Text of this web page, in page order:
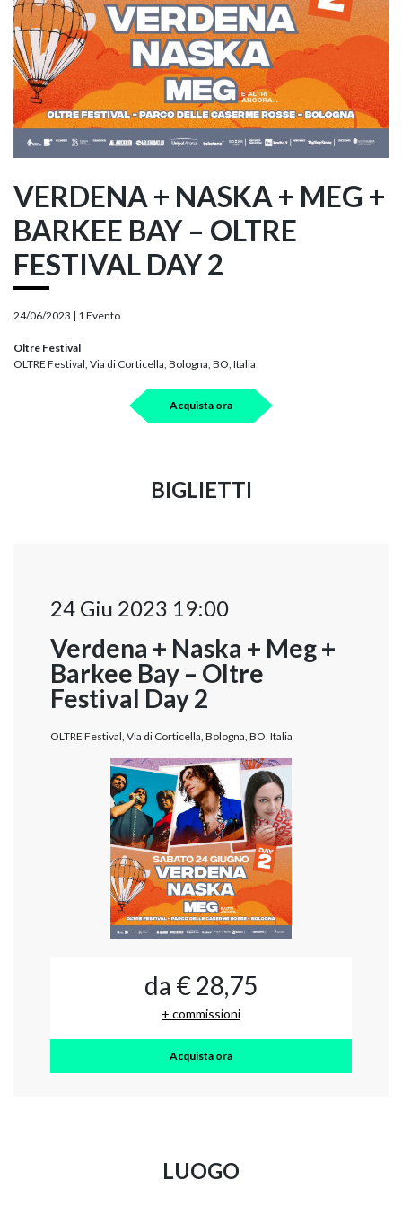
VERDENA + NASKA + MEG +
BARKEE BAY – OLTRE
FESTIVAL DAY 2
24/06/2023 | 1 Evento
Oltre Festival
OLTRE Festival, Via di Corticella, Bologna, BO, Italia
Acquista ora
BIGLIETTI
24 Giu 2023 19:00
Verdena + Naska + Meg +
Barkee Bay – Oltre
Festival Day 2
OLTRE Festival, Via di Corticella, Bologna, BO, Italia
da € 28,75
+ commissioni
Acquista ora
LUOGO